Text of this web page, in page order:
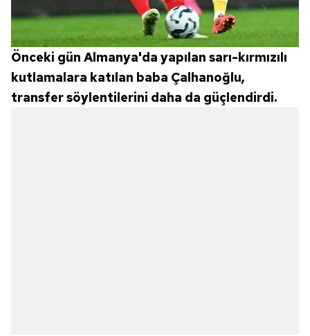
Önceki gün Almanya'da yapılan sarı-kırmızılı
kutlamalara katılan baba Çalhanoğlu,
transfer söylentilerini daha da güçlendirdi.